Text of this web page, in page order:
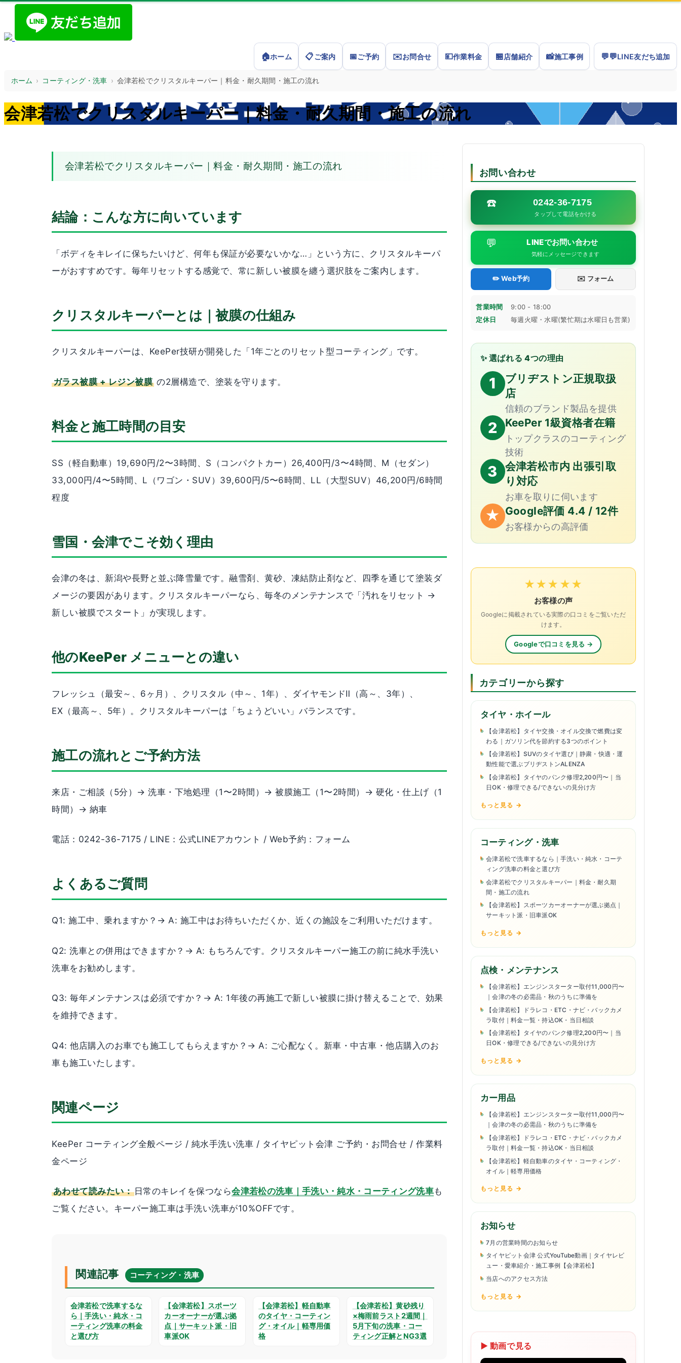
🏠ホーム 📋ご案内 📅ご予約 ✉️お問合せ 💴作業料金 🏪店舗紹介 📸施工事例 💬💬LINE友だち追加
ホーム › コーティング・洗車 › 会津若松でクリスタルキーパー｜料金・耐久期間・施工の流れ
会津若松でクリスタルキーパー｜料金・耐久期間・施工の流れ
会津若松でクリスタルキーパー｜料金・耐久期間・施工の流れ
結論：こんな方に向いています
「ボディをキレイに保ちたいけど、何年も保証が必要ないかな…」という方に、クリスタルキーパ
ーがおすすめです。毎年リセットする感覚で、常に新しい被膜を纏う選択肢をご案内します。
クリスタルキーパーとは｜被膜の仕組み
クリスタルキーパーは、KeePer技研が開発した「1年ごとのリセット型コーティング」です。
ガラス被膜 + レジン被膜の2層構造で、塗装を守ります。
料金と施工時間の目安
SS（軽自動車）19,690円/2〜3時間、S（コンパクトカー）26,400円/3〜4時間、M（セダン）
33,000円/4〜5時間、L（ワゴン・SUV）39,600円/5〜6時間、LL（大型SUV）46,200円/6時間
程度
雪国・会津でこそ効く理由
会津の冬は、新潟や長野と並ぶ降雪量です。融雪剤、黄砂、凍結防止剤など、四季を通じて塗装ダ
メージの要因があります。クリスタルキーパーなら、毎冬のメンテナンスで「汚れをリセット →
新しい被膜でスタート」が実現します。
他のKeePer メニューとの違い
フレッシュ（最安～、6ヶ月）、クリスタル（中～、1年）、ダイヤモンドⅡ（高～、3年）、
EX（最高～、5年）。クリスタルキーパーは「ちょうどいい」バランスです。
施工の流れとご予約方法
来店・ご相談（5分）→ 洗車・下地処理（1〜2時間）→ 被膜施工（1〜2時間）→ 硬化・仕上げ（1
時間）→ 納車
電話：0242-36-7175 / LINE：公式LINEアカウント / Web予約：フォーム
よくあるご質問
Q1: 施工中、乗れますか？→ A: 施工中はお待ちいただくか、近くの施設をご利用いただけます。
Q2: 洗車との併用はできますか？→ A: もちろんです。クリスタルキーパー施工の前に純水手洗い
洗車をお勧めします。
Q3: 毎年メンテナンスは必須ですか？→ A: 1年後の再施工で新しい被膜に掛け替えることで、効果
を維持できます。
Q4: 他店購入のお車でも施工してもらえますか？→ A: ご心配なく。新車・中古車・他店購入のお
車も施工いたします。
関連ページ
KeePer コーティング全般ページ / 純水手洗い洗車 / タイヤピット会津 ご予約・お問合せ / 作業料
金ページ
あわせて読みたい：日常のキレイを保つなら会津若松の洗車｜手洗い・純水・コーティング洗車も
ご覧ください。キーパー施工車は手洗い洗車が10%OFFです。
関連記事 コーティング・洗車
会津若松で洗車するな
ら｜手洗い・純水・コ
ーティング洗車の料金
と選び方
【会津若松】スポーツ
カーオーナーが選ぶ拠
点｜サーキット派・旧
車派OK
【会津若松】軽自動車
のタイヤ・コーティン
グ・オイル｜軽専用価
格
【会津若松】黄砂残り
×梅雨前ラスト2週間｜
5月下旬の洗車・コー
ティング正解とNG3選
カテゴリーから探す
タイヤ・ホイール
【会津若松】タイヤ交換・オイル交換で燃費は変
わる｜ガソリン代を節約する3つのポイント
【会津若松】SUVのタイヤ選び｜静粛・快適・運
動性能で選ぶブリヂストンALENZA
【会津若松】タイヤのパンク修理2,200円〜｜当
日OK・修理できる/できないの見分け方
もっと見る →
コーティング・洗車
会津若松で洗車するなら｜手洗い・純水・コーテ
ィング洗車の料金と選び方
会津若松でクリスタルキーパー｜料金・耐久期
間・施工の流れ
【会津若松】スポーツカーオーナーが選ぶ拠点｜
サーキット派・旧車派OK
もっと見る →
点検・メンテナンス
【会津若松】エンジンスターター取付11,000円〜
｜会津の冬の必需品・秋のうちに準備を
【会津若松】ドラレコ・ETC・ナビ・バックカメ
ラ取付｜料金一覧・持込OK・当日相談
【会津若松】タイヤのパンク修理2,200円〜｜当
日OK・修理できる/できないの見分け方
もっと見る →
カー用品
【会津若松】エンジンスターター取付11,000円〜
｜会津の冬の必需品・秋のうちに準備を
【会津若松】ドラレコ・ETC・ナビ・バックカメ
ラ取付｜料金一覧・持込OK・当日相談
【会津若松】軽自動車のタイヤ・コーティング・
オイル｜軽専用価格
もっと見る →
お知らせ
7月の営業時間のお知らせ
タイヤピット会津 公式YouTube動画｜タイヤレビ
ュー・愛車紹介・施工事例【会津若松】
当店へのアクセス方法
もっと見る →
お問い合わせ
☎️ 0242-36-7175
タップして電話をかける
💬 LINEでお問い合わせ
気軽にメッセージできます
✏️ Web予約 ✉️ フォーム
営業時間
9:00 - 18:00
定休日
毎週火曜・水曜(繁忙期は水曜日も営業)
★★★★★
お客様の声
Googleに掲載されている実際の口コミをご覧いただ
けます。
Googleで口コミを見る →
✨ 選ばれる 4つの理由
1
ブリヂストン正規取扱
店
信頼のブランド製品を提供
2 KeePer 1級資格者在籍
トップクラスのコーティング
技術
3
会津若松市内 出張引取
り対応
お車を取りに伺います
★ Google評価 4.4 / 12件
お客様からの高評価
▶ 動画で見る